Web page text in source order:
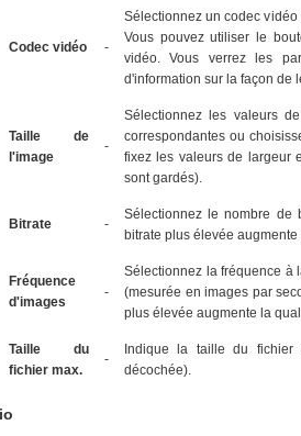
Codec vidéo -
Sélectionnez un codec
Vous pouvez utiliser le
vidéo. Vous verrez les
d'information sur la façon de
Taille de
l'image
-
Sélectionnez les valeurs de
correspondantes ou
fixez les valeurs de largeur
sont gardés).
Bitrate -
Sélectionnez le nombre de
bitrate plus élevée
Fréquence
d'images
-
Sélectionnez la fréquence à
(mesurée en images par
plus élevée augmente la
Taille du
fichier max.
-
Indique la taille du
décochée).